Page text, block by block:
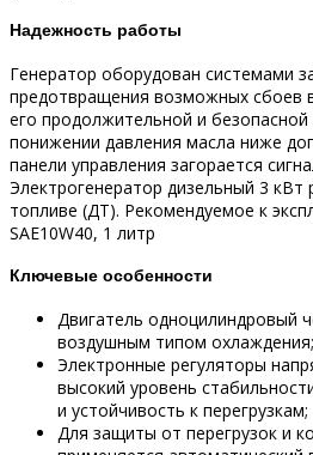
Надежность работы
Генератор оборудован системами
предотвращения возможных сбоев
его продолжительной и безопасной
понижении давления масла ниже
панели управления загорается
Электрогенератор дизельный 3
топливе (ДТ). Рекомендуемое к
SAE10W40, 1 литр
Ключевые особенности
Двигатель одноцилиндровый
воздушным типом охлаждения;
Электронные регуляторы
высокий уровень
и устойчивость к перегрузкам;
Для защиты от перегрузок и